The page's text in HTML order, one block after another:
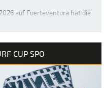
auf Fuerteventura hat die
war das Niveau
CUP SPO